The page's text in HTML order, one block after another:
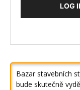
LOG
Bazar stavebních
bude skutečně